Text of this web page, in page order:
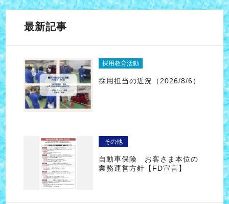
最新記事
採用教育活動
採用担当の近況（2026/8/6）
その他
自動車保険 お客さま本位の
業務運営方針【FD宣言】